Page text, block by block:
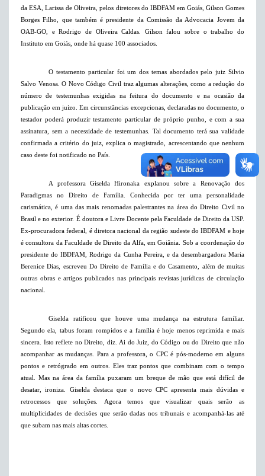
da ESA, Larissa de Oliveira, pelos diretores do IBDFAM em Goiás, Gilson Gomes
Borges Filho, que também é presidente da Comissão da Advocacia Jovem da
OAB-GO, e Rodrigo de Oliveira Caldas. Gilson falou sobre o trabalho do
Instituto em Goiás, onde há quase 100 associados.
O testamento particular foi um dos temas abordados pelo juiz Silvio
Salvo Venosa. O Novo Código Civil traz algumas alterações, como a redução do
número de testemunhas exigidas na feitura do documento e na ocasião da
publicaçãoem juízo. Em circunstâncias excepcionas, declaradas no documento, o
testador poderá produzir testamento particular de próprio punho, e com a sua
assinatura, sem a necessidade de testemunhas. Tal documento terá sua validade
confirmada a critério do juiz, explica o magistrado, acrescentando que nenhum
caso deste foi notificado no País.
A professora Giselda Hironaka explanou sobre a Renovação dos
Paradigmas no Direito de Família. Conhecida por ter uma personalidade
carismática, é uma das mais renomadas palestrantes na área do Direito Civil no
Brasil e no exterior. É doutora e Livre Docente pela Faculdade de Direito da USP.
Ex-procuradora federal, é diretora nacional da região sudeste do IBDFAM e hoje
é consultora da Faculdade de Direito da Alfa,em Goiânia. Sob a coordenação do
presidente do IBDFAM, Rodrigo da Cunha Pereira, e da desembargadora Maria
Berenice Dias, escreveu Do Direito de Família e do Casamento, além de muitas
outras obras e artigos publicados nas principais revistas jurídicas de circulação
nacional.
Giselda ratificou que houve uma mudança na estrutura familiar.
Segundo ela, tabus foram rompidos e a família é hoje menos reprimida e mais
sincera. Isto reflete no Direito, diz. Ai do Juiz, do Código ou do Direito que não
acompanhar as mudanças. Para a professora, o CPC é pós-moderno em alguns
pontos e retrógrado em outros. Eles traz pontos que combinam com o tempo
atual. Mas na área da família puxaram um breque de mão que está difícil de
desatar, ironiza. Giselda destaca que o novo CPC apresenta mais dúvidas e
retrocessos que soluções. Agora temos que visualizar quais serão as
multiplicidades de decisões que serão dadas nos tribunais e acompanhá-las até
que subam nas mais altas cortes.